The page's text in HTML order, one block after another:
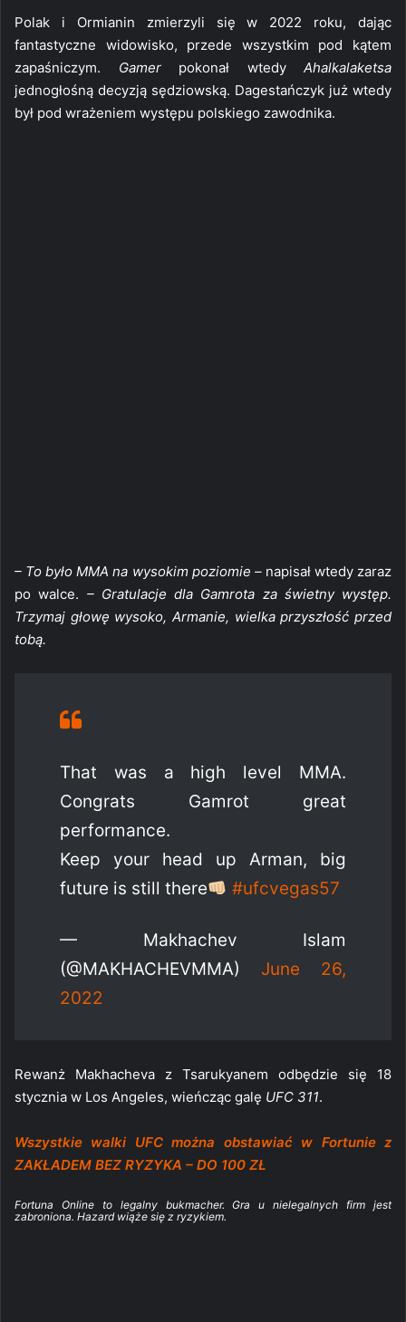
Polak i Ormianin zmierzyli się w 2022 roku, dając
fantastyczne widowisko, przede wszystkim pod kątem
zapaśniczym. Gamerpokonał wtedy Ahalkalaketsa
jednogłośną decyzją sędziowską. Dagestańczyk już wtedy
był pod wrażeniem występu polskiego zawodnika.
– To było MMA na wysokim poziomie –napisał wtedy zaraz
po walce. – Gratulacje dla Gamrota za świetny występ.
Trzymaj głowę wysoko, Armanie, wielka przyszłość przed
tobą.
That was a high level MMA.
Congrats Gamrot great
performance.
Keep your head up Arman, big
future is still there
#ufcvegas57
— Makhachev Islam
(@MAKHACHEVMMA) June 26,
2022
Rewanż Makhacheva z Tsarukyanem odbędzie się 18
stycznia w Los Angeles, wieńcząc galę UFC 311.
Wszystkie walki UFC można obstawiać w Fortunie z
ZAKŁADEM BEZ RYZYKA – DO 100 ZŁ
Fortuna Online to legalny bukmacher. Gra u nielegalnych firm jest
zabroniona. Hazard wiąże się z ryzykiem.